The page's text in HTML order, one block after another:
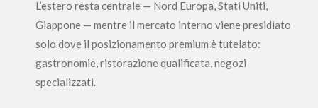
L’estero resta centrale — Nord Europa, Stati Uniti,
Giappone — mentre il mercato interno viene presidiato
solo dove il posizionamento premium è tutelato:
gastronomie, ristorazione qualificata, negozi
specializzati.